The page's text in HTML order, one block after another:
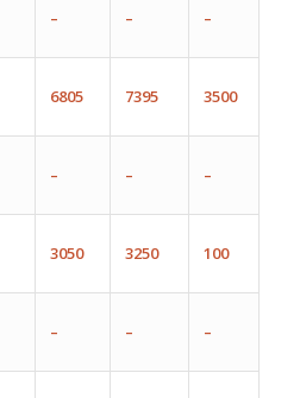
– – –
6805 7395 3500
– – –
3050 3250 100
– – –